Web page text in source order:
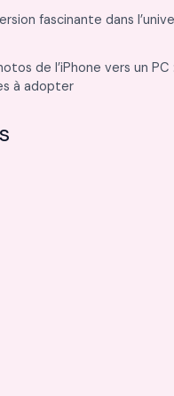
fascinante dans
de l’iPhone vers un PC
à adopter